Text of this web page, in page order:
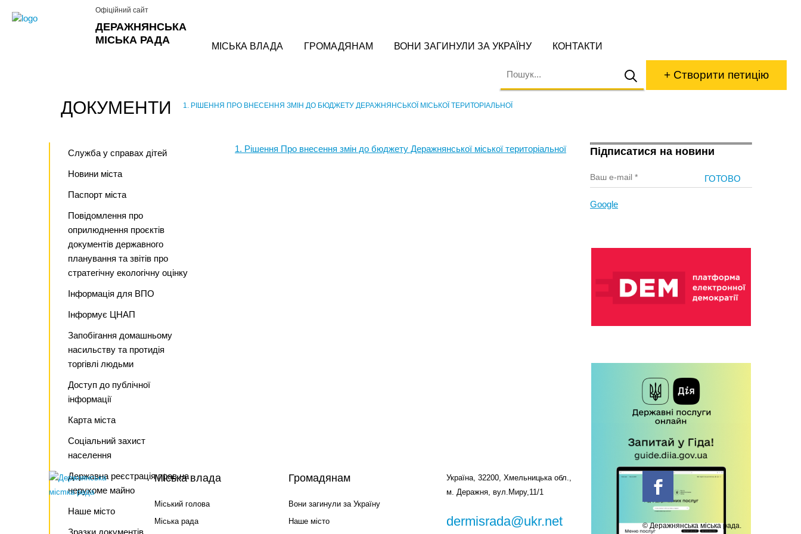
ДЕРАЖНЯНСЬКА
МІСЬКА РАДА
Офіційний сайт
МІСЬКА ВЛАДА ГРОМАДЯНАМ ВОНИ ЗАГИНУЛИ ЗА УКРАЇНУ КОНТАКТИ
+ Створити петицію
ДОКУМЕНТИ 1. РІШЕННЯ ПРО ВНЕСЕННЯ ЗМІН ДО БЮДЖЕТУ ДЕРАЖНЯНСЬКОЇ МІСЬКОЇ ТЕРИТОРІАЛЬНОЇ
Служба у справах дітей
Новини міста
Паспорт міста
Повідомлення про
оприлюднення проєктів
документів державного
планування та звітів про
стратегічну екологічну оцінку
Інформація для ВПО
Інформує ЦНАП
Запобігання домашньому
насильству та протидія
торгівлі людьми
Доступ до публічної
інформації
Карта міста
Соціальний захист
населення
Державна реєстрація прав на
нерухоме майно
Наше місто
Зразки документів
Підписатися на новини
Google
1. Рішення Про внесення змін до бюджету Деражнянської міської територіальної
Міська влада
Міський голова
Міська рада
Громадянам
Вони загинули за Україну
Наше місто
Україна, 32200, Хмельницька обл.,
м. Деражня, вул.Миру,11/1
dermisrada@ukr.net
© Деражнянська міська рада.